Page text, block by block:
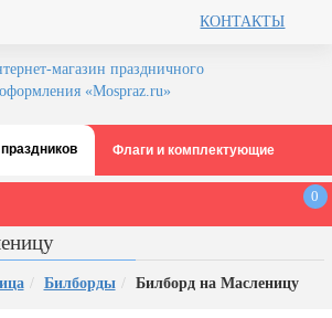
КОНТАКТЫ
Флаги и комплектующие
0
Билборды Билборд на Масленицу